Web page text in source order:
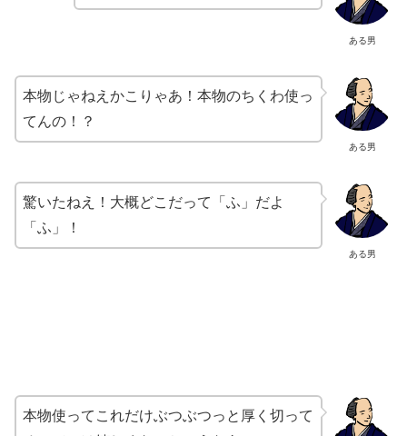
ある男
ある男
本物じゃねえかこりゃあ！本物のちくわ使っ
てんの！？
ある男
驚いたねえ！大概どこだって「ふ」だよ
「ふ」！
本物使ってこれだけぶつぶつっと厚く切って